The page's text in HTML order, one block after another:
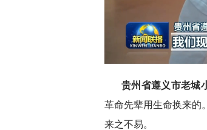
贵州省遵义市老城
革命先辈用生命换来的
来之不易。